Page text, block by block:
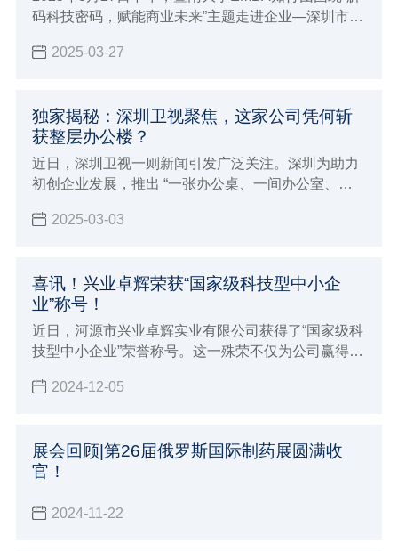
码科技密码，赋能商业未来”主题走进企业—深圳市兴
2025-03-27
独家揭秘：深圳卫视聚焦，这家公司凭何斩
获整层办公楼？
近日，深圳卫视一则新闻引发广泛关注。深圳为助力
初创企业发展，推出 “一张办公桌、一间办公室、一
2025-03-03
喜讯！兴业卓辉荣获“国家级科技型中小企
业”称号！
近日，河源市兴业卓辉实业有限公司获得了“国家级科
技型中小企业”荣誉称号。这一殊荣不仅为公司赢得了
持、资金支持、技术合作等方面开辟了更为广阔的发
2024-12-05
展会回顾|第26届俄罗斯国际制药展圆满收
官！
2024-11-22